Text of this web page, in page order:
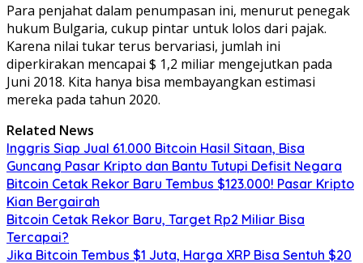
Para penjahat dalam penumpasan ini, menurut penegak
hukum Bulgaria, cukup pintar untuk lolos dari pajak.
Karena nilai tukar terus bervariasi, jumlah ini
diperkirakan mencapai $ 1,2 miliar mengejutkan pada
Juni 2018. Kita hanya bisa membayangkan estimasi
mereka pada tahun 2020.
Related News
Inggris Siap Jual 61.000 Bitcoin Hasil Sitaan, Bisa
Guncang Pasar Kripto dan Bantu Tutupi Defisit Negara
Bitcoin Cetak Rekor Baru Tembus $123.000! Pasar Kripto
Kian Bergairah
Bitcoin Cetak Rekor Baru, Target Rp2 Miliar Bisa
Tercapai?
Jika Bitcoin Tembus $1 Juta, Harga XRP Bisa Sentuh $20